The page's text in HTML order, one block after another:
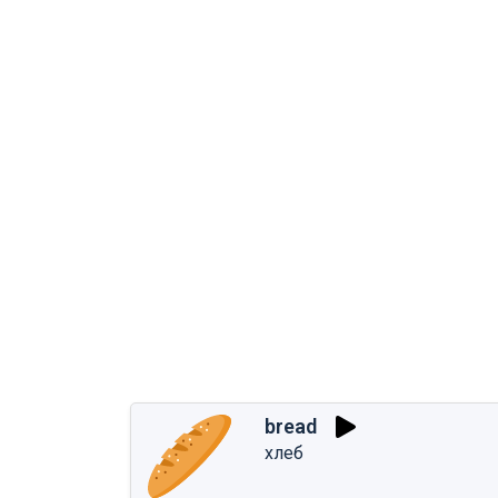
bread
хлеб